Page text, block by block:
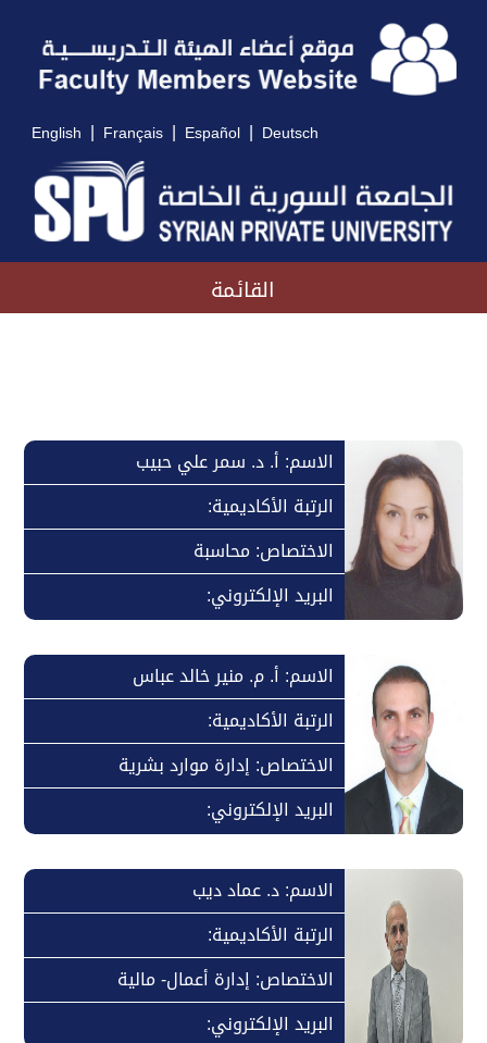
English | Français | Español | Deutsch
القائمة
الاسم: أ. د. سمر علي حبيب
الرتبة الأكاديمية:
الاختصاص: محاسبة
البريد الإلكتروني:
الاسم: أ. م. منير خالد عباس
الرتبة الأكاديمية:
الاختصاص: إدارة موارد بشرية
البريد الإلكتروني:
الاسم: د. عماد ديب
الرتبة الأكاديمية:
الاختصاص: إدارة أعمال- مالية
البريد الإلكتروني: